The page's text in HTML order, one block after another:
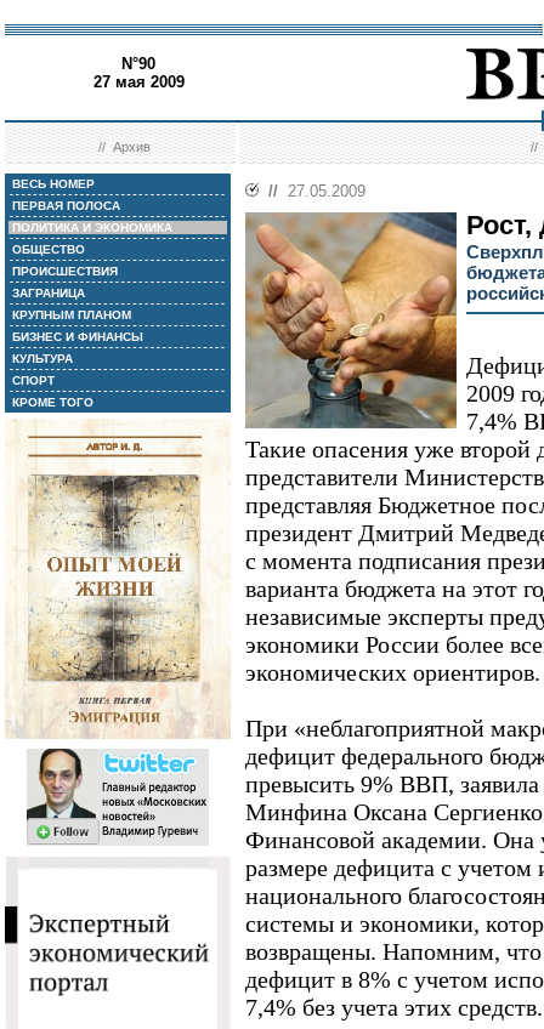
N°90
27 мая 2009
//Архив //
ВЕСЬ НОМЕР
ПЕРВАЯ ПОЛОСА
ПОЛИТИКА И ЭКОНОМИКА
ОБЩЕСТВО
ПРОИСШЕСТВИЯ
ЗАГРАНИЦА
КРУПНЫМ ПЛАНОМ
БИЗНЕС И ФИНАНСЫ
КУЛЬТУРА
СПОРТ
КРОМЕ ТОГО
// 27.05.2009
Рост,
2009
7,4%
Такие опасения уже второй
представители
представляя Бюджетное
президент Дмитрий
с момента подписания
варианта бюджета на этот
независимые эксперты
экономики России более
экономических ориентиров.
При «неблагоприятной
дефицит федерального
превысить 9% ВВП, заявила
Минфина Оксана Сергиенко
Финансовой академии. Она
размере дефицита с учетом
национального
системы и экономики,
возвращены. Напомним,
дефицит в 8% с учетом
7,4% без учета этих средств.